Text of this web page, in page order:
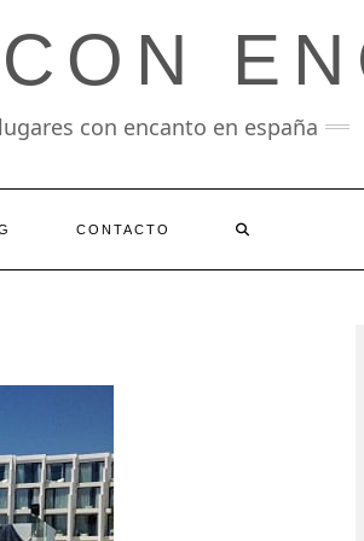
con encanto en españa
CONTACTO